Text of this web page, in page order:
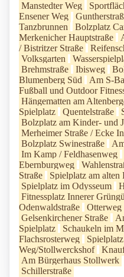
Manstedter Weg
Ensener Weg
Tanzbrunnen
Bolzplatz
Merkenicher Hauptstraße
/ Bistritzer Straße
Volksgarten
Brehmstraße
Ibisweg
Blumenberg Süd
Am S-
Fußball und Outdoor
Hängematten am
Spielplatz
Quentelstraße
Bolzplatz am Kinder- und
Merheimer Straße / Ecke
Bolzplatz Swinestraße
Im Kamp / Feldhasenweg
Ebernburgweg
Straße
Spielplatz am
Spielplatz im Odysseum
Fitnessplatz Innerer
Odenwaldstraße
Otterweg
Gelsenkirchener Straße
Spielplatz
Schaukeln im
Flachsrosterweg
Weg/Stollwerckshof
Am Bürgerhaus Stollwerk
Schillerstraße